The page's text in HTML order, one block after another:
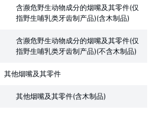
含濒危野生动物成分的烟嘴及其零件(仅
指野生哺乳类牙齿制产品)(含木制品)
含濒危野生动物成分的烟嘴及其零件(仅
指野生哺乳类牙齿制产品)(不含木制品)
其他烟嘴及其零件
其他烟嘴及其零件(含木制品)